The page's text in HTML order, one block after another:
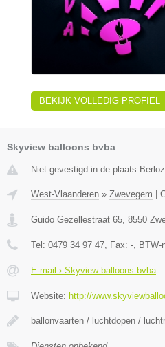
BEKIJK VOLLEDIG PROFIEL
Skyview balloons bvba
Niet gevestigd in de plaats
West-Vlaanderen » Zwevegem
Guido Gezellestraat 65, 8550
Tel: 0479 34 97 47, Fax: -, BTW-
E-mail › Skyview balloons bvba
Website: http://
ballonvaarten / luchtdopen /